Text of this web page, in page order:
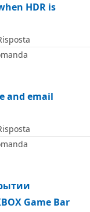
HDR is
and email
Game Bar